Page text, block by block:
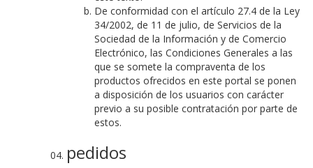
De conformidad con el artículo 27.4 de la Ley
34/2002, de 11 de julio, de Servicios de la
Sociedad de la Información y de Comercio
Electrónico, las Condiciones Generales a las
que se somete la compraventa de los
productos ofrecidos en este portal se ponen
a disposición de los usuarios con carácter
previo a su posible contratación por parte de
estos.
pedidos